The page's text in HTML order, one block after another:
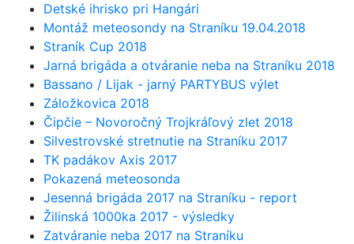
Detské ihrisko pri Hangári
Montáž meteosondy na Straníku 19.04.2018
Straník Cup 2018
Jarná brigáda a otváranie neba na Straníku 2018
Bassano / Lijak - jarný PARTYBUS výlet
Záložkovica 2018
Čipčie – Novoročný Trojkráľový zlet 2018
Silvestrovské stretnutie na Straníku 2017
TK padákov Axis 2017
Pokazená meteosonda
Jesenná brigáda 2017 na Straníku - report
Žilinská 1000ka 2017 - výsledky
Zatváranie neba 2017 na Straníku